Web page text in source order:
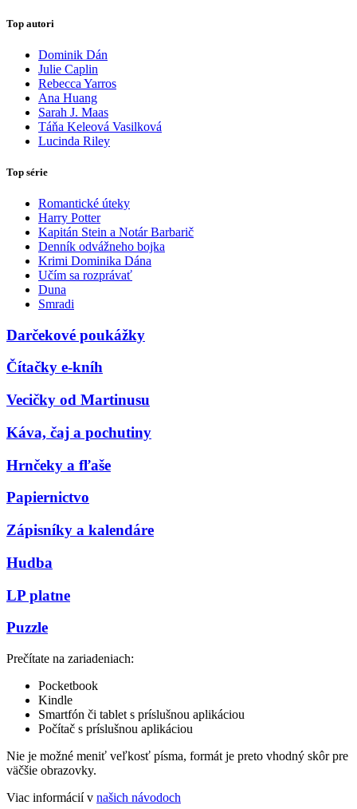
Top autori
Dominik Dán
Julie Caplin
Rebecca Yarros
Ana Huang
Sarah J. Maas
Táňa Keleová Vasilková
Lucinda Riley
Top série
Romantické úteky
Harry Potter
Kapitán Stein a Notár Barbarič
Denník odvážneho bojka
Krimi Dominika Dána
Učím sa rozprávať
Duna
Smradi
Darčekové poukážky
Čítačky e-kníh
Vecičky od Martinusu
Káva, čaj a pochutiny
Hrnčeky a fľaše
Papiernictvo
Zápisníky a kalendáre
Hudba
LP platne
Puzzle
Prečítate na zariadeniach:
Pocketbook
Kindle
Smartfón či tablet s príslušnou aplikáciou
Počítač s príslušnou aplikáciou
Nie je možné meniť veľkosť písma, formát je preto vhodný skôr pre
väčšie obrazovky.
Viac informácií v našich návodoch